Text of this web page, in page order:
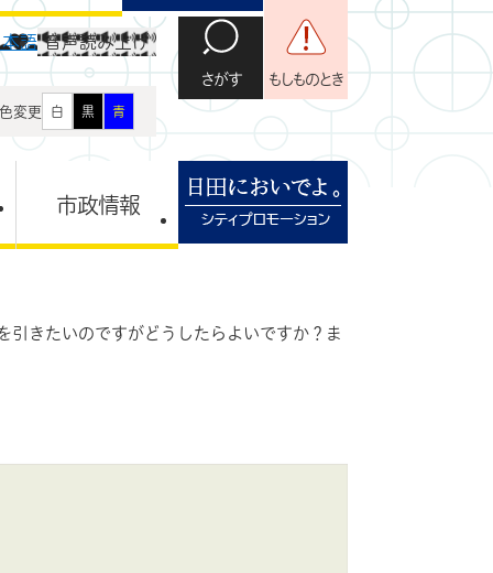
語 音声読み上げ
変更 白 黒 青
さがす もしものとき
市政情報
引きたいのですがどうしたらよいですか？ま